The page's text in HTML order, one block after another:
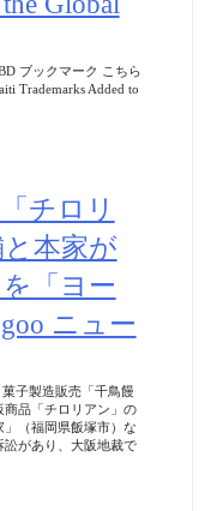
ブックマーク こちら
Trademarks Added to
チロリ
本家が
「ヨー
ニュー
子製造販売「千鳥饅
品「チロリアン」の
（福岡県飯塚市）な
訟があり、大阪地裁で